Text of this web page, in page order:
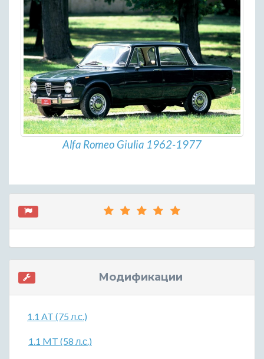
Alfa Romeo Giulia 1962-1977
Модификации
1.1 AT (75 л.с.)
1.1 MT (58 л.с.)